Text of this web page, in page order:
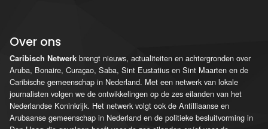
Over ons
Caribisch Netwerk brengt nieuws, actualiteiten en achtergronden over
Aruba, Bonaire, Curaçao, Saba, Sint Eustatius en Sint Maarten en de
Caribische gemeenschap in Nederland. Met een netwerk van lokale
journalisten volgen we de ontwikkelingen op de zes eilanden van het
Nederlandse Koninkrijk. Het netwerk volgt ook de Antilliaanse en
Arubaanse gemeenschap in Nederland en de politieke besluitvorming in